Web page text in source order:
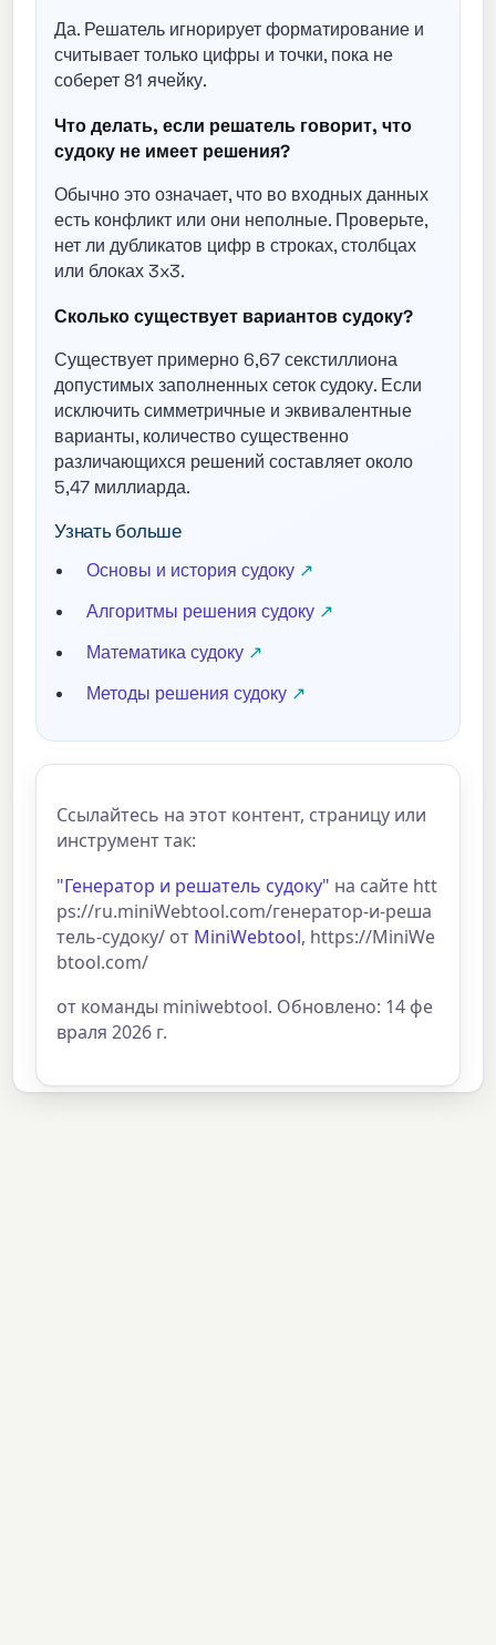
Да. Решатель игнорирует форматирование и
считывает только цифры и точки, пока не
соберет 81 ячейку.
Что делать, если решатель говорит, что
судоку не имеет решения?
Обычно это означает, что во входных данных
есть конфликт или они неполные. Проверьте,
нет ли дубликатов цифр в строках, столбцах
или блоках 3x3.
Сколько существует вариантов судоку?
Существует примерно 6,67 секстиллиона
допустимых заполненных сеток судоку. Если
исключить симметричные и эквивалентные
варианты, количество существенно
различающихся решений составляет около
5,47 миллиарда.
Узнать больше
Основы и история судоку
Алгоритмы решения судоку
Математика судоку
Методы решения судоку
Ссылайтесь на этот контент, страницу или
инструмент так:
"Генератор и решатель судоку" на сайте htt
ps://ru.miniWebtool.com/генератор-и-реша
тель-судоку/ от MiniWebtool, https://MiniWe
btool.com/
от команды miniwebtool. Обновлено: 14 фе
враля 2026 г.